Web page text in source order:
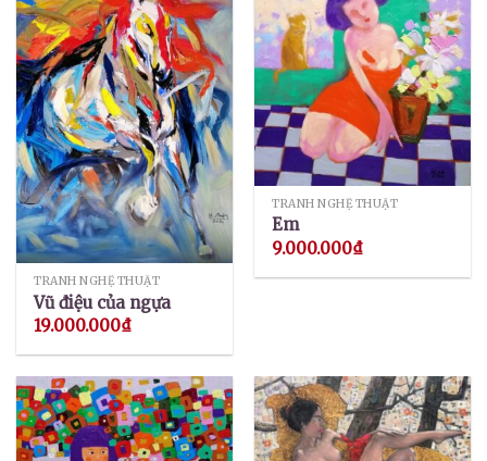
TRANH NGHỆ THUẬT
Vũ điệu của ngựa
19.000.000₫
TRANH NGHỆ THUẬT
Em
9.000.000₫